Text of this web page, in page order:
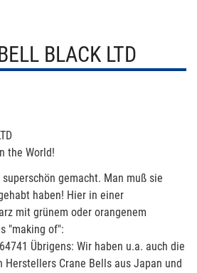
BLACK LTD
the World!
gemacht. Man muß sie
haben! Hier in einer
mit grünem oder orangenem
"making of":
Übrigens: Wir haben u.a. auch die
Herstellers Crane Bells aus Japan und